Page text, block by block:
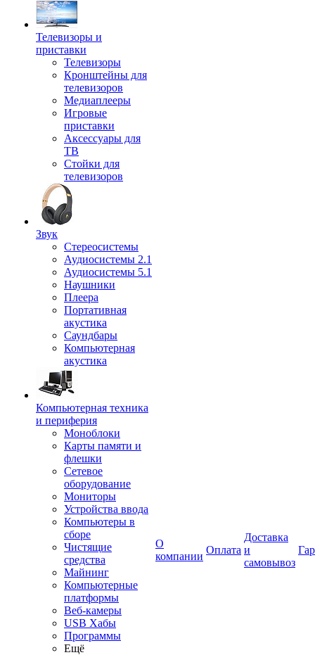
Телевизоры и
приставки
Телевизоры
Кронштейны для
телевизоров
Медиаплееры
Игровые
приставки
Аксессуары для
ТВ
Стойки для
телевизоров
Звук
Стереосистемы
Аудиосистемы 2.1
Аудиосистемы 5.1
Наушники
Плеера
Портативная
акустика
Саундбары
Компьютерная
акустика
Компьютерная техника
и периферия
Моноблоки
Карты памяти и
флешки
Сетевое
оборудование
Мониторы
Устройства ввода
Компьютеры в
сборе
Чистящие
средства
Майнинг
Компьютерные
платформы
Веб-камеры
USB Хабы
Программы
Ещё
О
компании
Оплата
Доставка
и
самовывоз